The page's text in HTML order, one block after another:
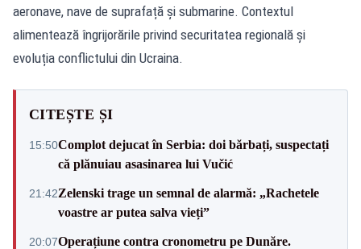
aeronave, nave de suprafață și submarine. Contextul
alimentează îngrijorările privind securitatea regională și
evoluția conflictului din Ucraina.
CITEȘTE ȘI
15:50Complot dejucat în Serbia: doi bărbați, suspectați
că plănuiau asasinarea lui Vučić
21:42Zelenski trage un semnal de alarmă: „Rachetele
voastre ar putea salva vieți”
20:07Operațiune contra cronometru pe Dunăre.